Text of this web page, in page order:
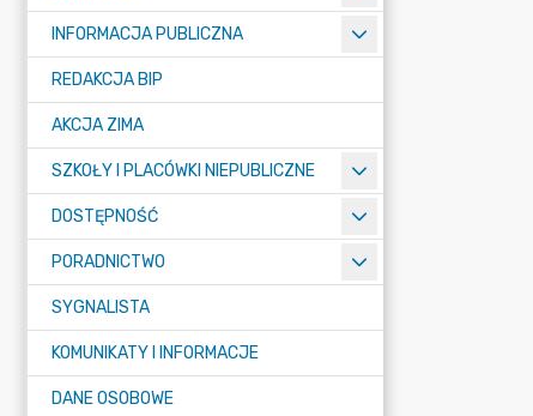
INFORMACJA PUBLICZNA
REDAKCJA BIP
AKCJA ZIMA
SZKOŁY I PLACÓWKI NIEPUBLICZNE
DOSTĘPNOŚĆ
PORADNICTWO
SYGNALISTA
KOMUNIKATY I INFORMACJE
DANE OSOBOWE